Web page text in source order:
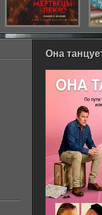
Она